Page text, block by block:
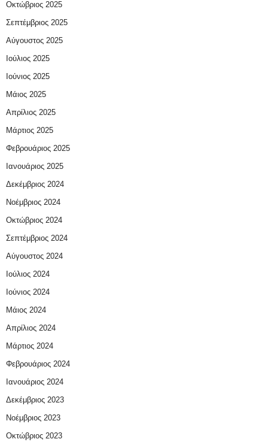
Οκτώβριος 2025
Σεπτέμβριος 2025
Αύγουστος 2025
Ιούλιος 2025
Ιούνιος 2025
Μάιος 2025
Απρίλιος 2025
Μάρτιος 2025
Φεβρουάριος 2025
Ιανουάριος 2025
Δεκέμβριος 2024
Νοέμβριος 2024
Οκτώβριος 2024
Σεπτέμβριος 2024
Αύγουστος 2024
Ιούλιος 2024
Ιούνιος 2024
Μάιος 2024
Απρίλιος 2024
Μάρτιος 2024
Φεβρουάριος 2024
Ιανουάριος 2024
Δεκέμβριος 2023
Νοέμβριος 2023
Οκτώβριος 2023